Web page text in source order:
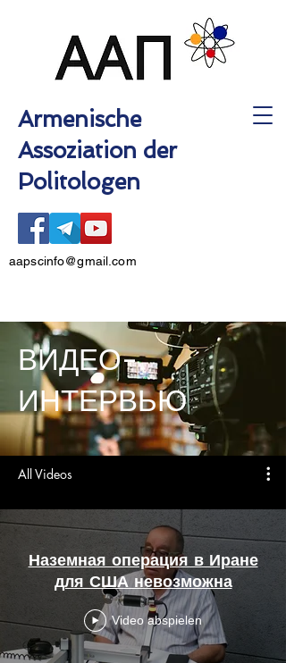
Armenische
Assoziation der
Politologen
aapscinfo@gmail.com
ВИДЕО-
ИНТЕРВЬЮ
All Videos
Наземная операция в Иране
для США невозможна
Video abspielen